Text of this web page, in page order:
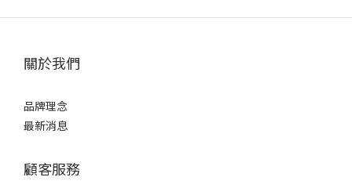
關於我們
品牌理念
最新消息
顧客服務